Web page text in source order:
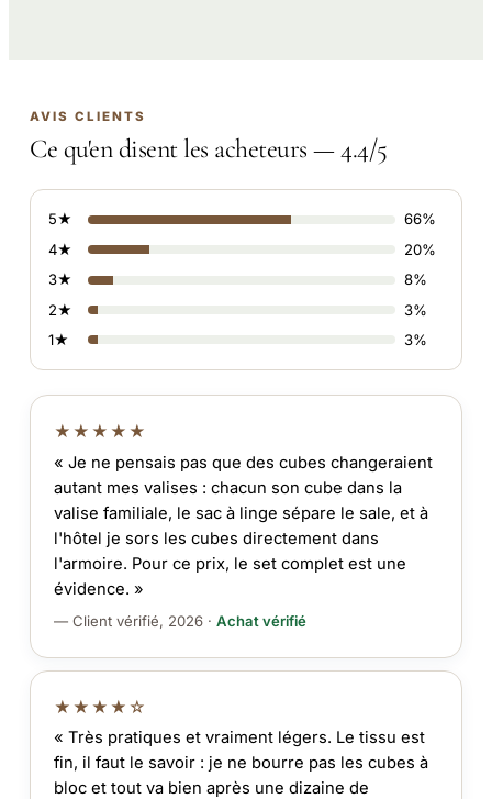
AVIS CLIENTS
Ce qu'en disent les acheteurs — 4.4/5
5★
66%
4★
20%
3★
8%
2★
3%
1★
3%
★★★★★
« Je ne pensais pas que des cubes changeraient
autant mes valises : chacun son cube dans la
valise familiale, le sac à linge sépare le sale, et à
l'hôtel je sors les cubes directement dans
l'armoire. Pour ce prix, le set complet est une
évidence. »
— Client vérifié, 2026 · Achat vérifié
★★★★☆
« Très pratiques et vraiment légers. Le tissu est
fin, il faut le savoir : je ne bourre pas les cubes à
bloc et tout va bien après une dizaine de